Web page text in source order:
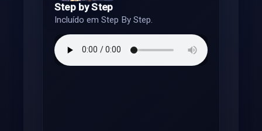
Step by Step
Incluído em Step By Step.